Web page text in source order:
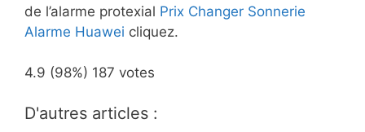
de l’alarme protexial Prix Changer Sonnerie
Alarme Huawei cliquez.
4.9 (98%) 187 votes
D'autres articles :